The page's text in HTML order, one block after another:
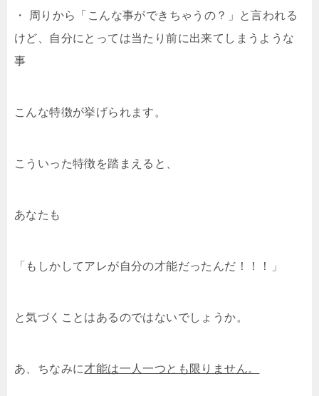
・ 周りから「こんな事ができちゃうの？」と言われる
けど、自分にとっては当たり前に出来てしまうような
事
こんな特徴が挙げられます。
こういった特徴を踏まえると、
あなたも
「もしかしてアレが自分の才能だったんだ！！！」
と気づくことはあるのではないでしょうか。
あ、ちなみに才能は一人一つとも限りません。